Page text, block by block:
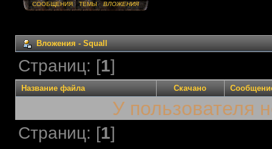
СООБЩЕНИЯ ТЕМЫ ВЛОЖЕНИЯ
Вложения - Squall
Страниц: [1]
Название файла Скачано
У пользователя
Страниц: [1]